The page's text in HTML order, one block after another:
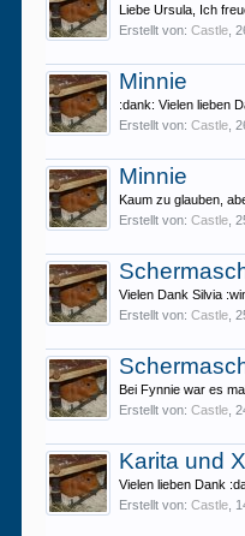
Liebe Ursula, Ich
Erstellt von:Castle ,
Minnie
:dank: Vielen lieben
Erstellt von:Castle ,
Minnie
Kaum zu glauben,
Erstellt von:Castle ,
Vielen Dank Silvia
Erstellt von:Castle ,
Bei Fynnie war es
Erstellt von:Castle ,
Karita und
Vielen lieben Dank
Erstellt von:Castle